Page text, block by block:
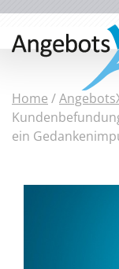
Home /
ein